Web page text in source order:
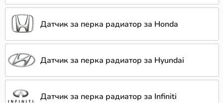
Датчик за перка радиатор за Honda
Датчик за перка радиатор за Hyundai
Датчик за перка радиатор за Infiniti